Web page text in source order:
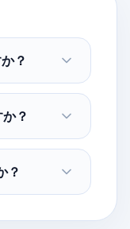
？
？
？